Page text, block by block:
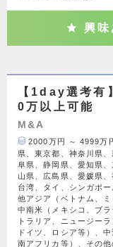
興味
【1day選考
0万以上可能
M&A
2000万円 ～ 4999万
県、東京都、神奈川県
阜県、静岡県、愛知県
山県、広島県、愛媛県
台湾、タイ、シンガポ
他アジア（ベトナム、
中南米（メキシコ、ブ
トラリア、ニュージー
ドイツ、ロシア等）、
南アフリカ等）、その他